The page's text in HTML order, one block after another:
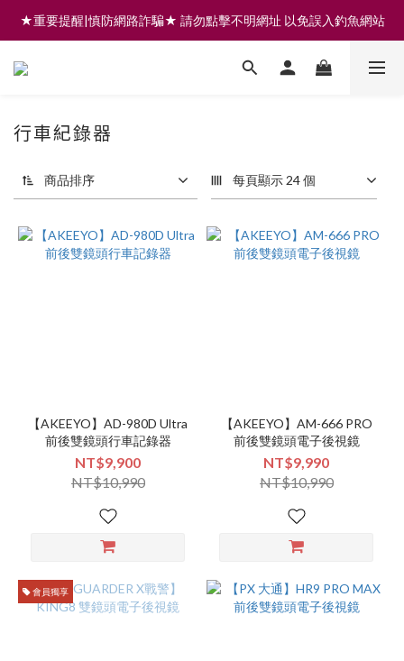
註冊會員享200元購物金 | 全館滿999免運 | 可門市取貨/安裝
★重要提醒|慎防網路詐騙★ 請勿點擊不明網址 以免誤入釣魚網站
註冊會員享200元購物金 | 全館滿999免運 | 可門市取貨/安裝
行車紀錄器
商品排序 每頁顯示 24 個
【AKEEYO】AD-980D Ultra
前後雙鏡頭行車記錄器
NT$9,900
NT$10,990
【AKEEYO】AM-666 PRO
前後雙鏡頭電子後視鏡
NT$9,990
NT$10,990
會員獨享